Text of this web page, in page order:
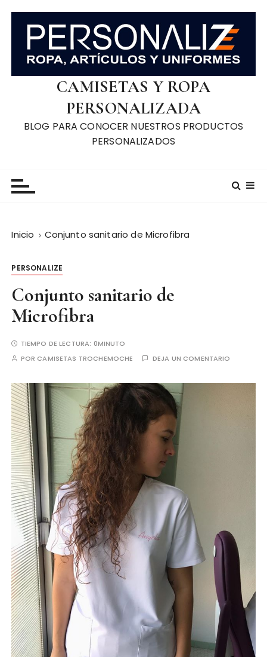
CAMISETAS Y ROPA
PERSONALIZADA
BLOG PARA CONOCER NUESTROS PRODUCTOS
PERSONALIZADOS
Inicio Conjunto sanitario de Microfibra
PERSONALIZE
Conjunto sanitario de
Microfibra
TIEMPO DE LECTURA: 0MINUTO
POR CAMISETAS TROCHEMOCHE DEJA UN COMENTARIO